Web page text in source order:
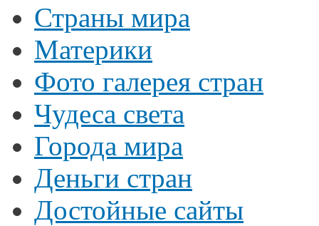
Страны мира
Материки
Фото галерея стран
Чудеса света
Города мира
Деньги стран
Достойные сайты